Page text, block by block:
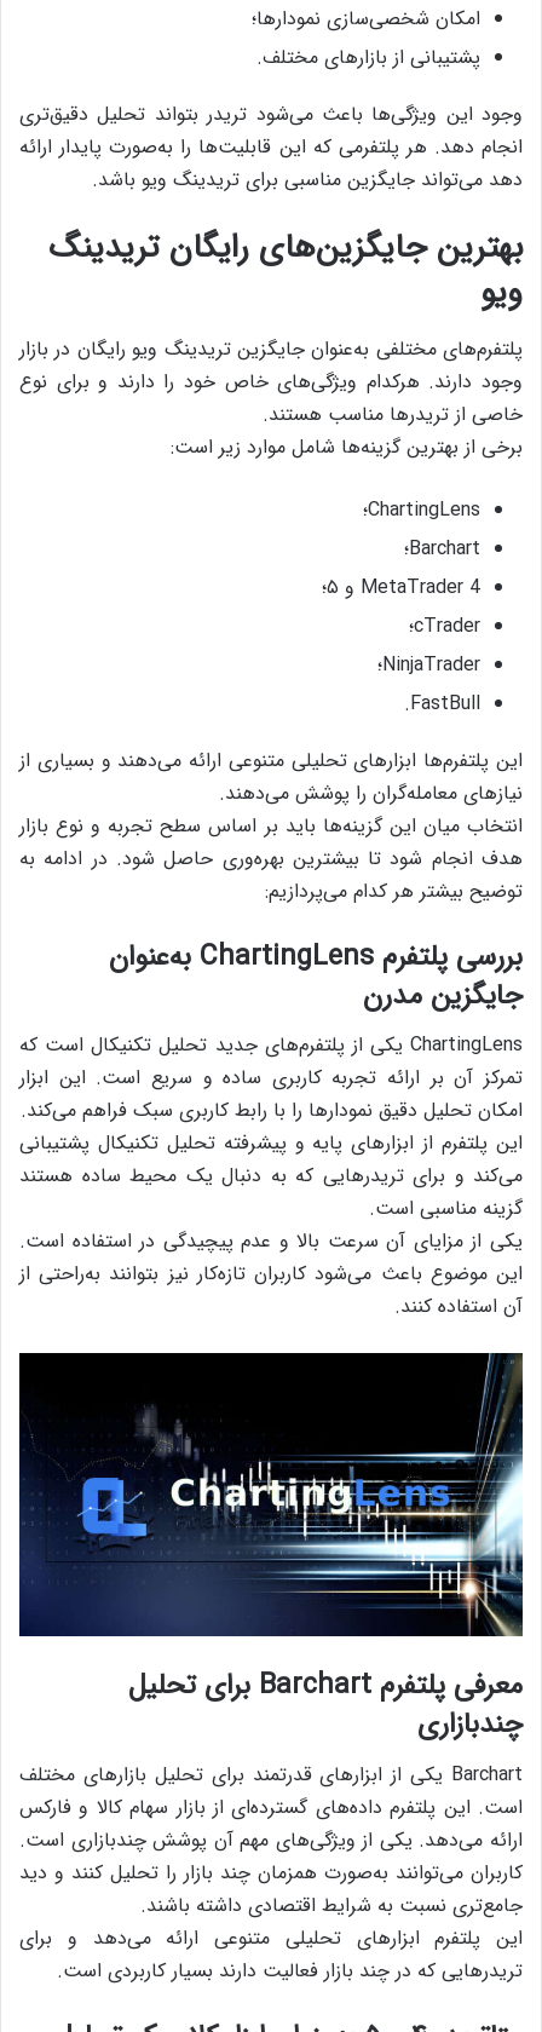
امکان شخصی‌سازی نمودارها؛
پشتیبانی از بازارهای مختلف.
وجود این ویژگی‌ها باعث می‌شود تریدر بتواند تحلیل دقیق‌تری
انجام دهد. هر پلتفرمی که این قابلیت‌ها را به‌صورت پایدار ارائه
دهد می‌تواند جایگزین مناسبی برای تریدینگ ویو باشد.
بهترین جایگزین‌های رایگان تریدینگ
ویو
پلتفرم‌های مختلفی به‌عنوان جایگزین تریدینگ ویو رایگان در بازار
وجود دارند. هرکدام ویژگی‌های خاص خود را دارند و برای نوع
خاصی از تریدرها مناسب هستند.
برخی از بهترین گزینه‌ها شامل موارد زیر است:
ChartingLens؛
Barchart؛
MetaTrader 4 و ۵؛
cTrader؛
NinjaTrader؛
FastBull.
این پلتفرم‌ها ابزارهای تحلیلی متنوعی ارائه می‌دهند و بسیاری از
نیازهای معامله‌گران را پوشش می‌دهند.
انتخاب میان این گزینه‌ها باید بر اساس سطح تجربه و نوع بازار
هدف انجام شود تا بیشترین بهره‌وری حاصل شود. در ادامه به
توضیح بیشتر هر کدام می‌پردازیم:
بررسی پلتفرم ChartingLens به‌عنوان
جایگزین مدرن
ChartingLens یکی از پلتفرم‌های جدید تحلیل تکنیکال است که
تمرکز آن بر ارائه تجربه کاربری ساده و سریع است. این ابزار
امکان تحلیل دقیق نمودارها را با رابط کاربری سبک فراهم می‌کند.
این پلتفرم از ابزارهای پایه و پیشرفته تحلیل تکنیکال پشتیبانی
می‌کند و برای تریدرهایی که به دنبال یک محیط ساده هستند
گزینه مناسبی است.
یکی از مزایای آن سرعت بالا و عدم پیچیدگی در استفاده است.
این موضوع باعث می‌شود کاربران تازه‌کار نیز بتوانند به‌راحتی از
آن استفاده کنند.
معرفی پلتفرم Barchart برای تحلیل
چندبازاری
Barchart یکی از ابزارهای قدرتمند برای تحلیل بازارهای مختلف
است. این پلتفرم داده‌های گسترده‌ای از بازار سهام کالا و فارکس
ارائه می‌دهد. یکی از ویژگی‌های مهم آن پوشش چندبازاری است.
کاربران می‌توانند به‌صورت همزمان چند بازار را تحلیل کنند و دید
جامع‌تری نسبت به شرایط اقتصادی داشته باشند.
این پلتفرم ابزارهای تحلیلی متنوعی ارائه می‌دهد و برای
تریدرهایی که در چند بازار فعالیت دارند بسیار کاربردی است.